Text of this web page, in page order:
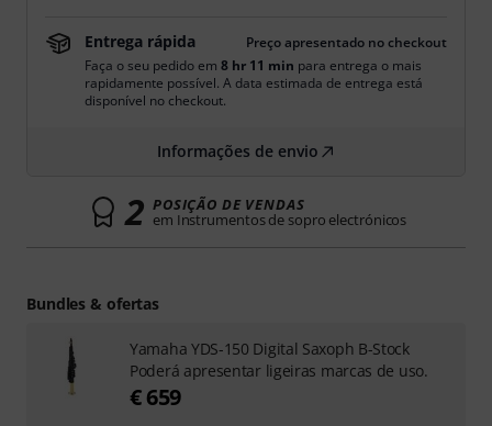
Entrega rápida
Preço apresentado no checkout
Faça o seu pedido em 8 hr 11 min para entrega o mais
rapidamente possível. A data estimada de entrega está
disponível no checkout.
Informações de envio
2 POSIÇÃO DE VENDAS
em Instrumentos de sopro electrónicos
Bundles & ofertas
Yamaha YDS-150 Digital Saxoph B-Stock
Poderá apresentar ligeiras marcas de uso.
€ 659